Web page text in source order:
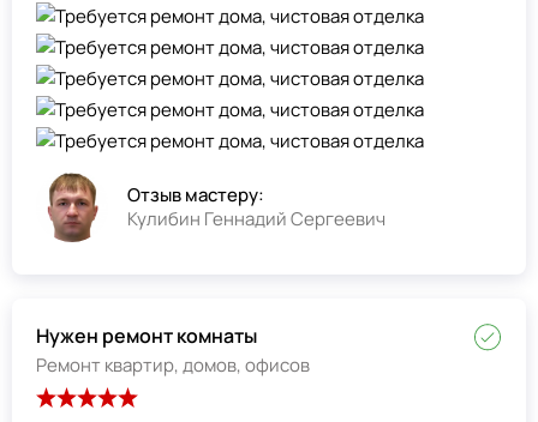
Отзыв мастеру:
Кулибин Геннадий Сергеевич
Нужен ремонт комнаты
Ремонт квартир, домов, офисов